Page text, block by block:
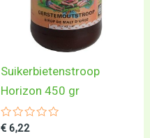
Suikerbietenstroop
Horizon 450 gr
Gewaardeerd
€ 6,22